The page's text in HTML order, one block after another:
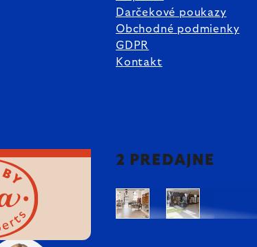
Darčekové poukazy
Obchodné podmienky
GDPR
Kontakt
2 PREDAJNE